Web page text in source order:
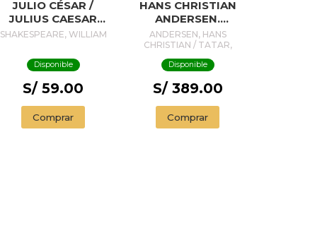
JULIO CÉSAR /
JULIUS CAESAR
(SPANISH EDITION)
SHAKESPEARE, WILLIAM
Disponible
S/ 59.00
Comprar
HANS CHRISTIAN
ANDERSEN.
EDICIÓN ANOTADA
ANDERSEN, HANS
CHRISTIAN / TATAR,
Disponible
S/ 389.00
Comprar